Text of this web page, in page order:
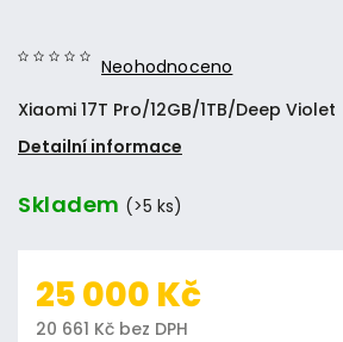
Neohodnoceno
Xiaomi 17T Pro/12GB/1TB/Deep Violet
Detailní informace
Skladem (>5 ks)
25 000 Kč
20 661 Kč bez DPH